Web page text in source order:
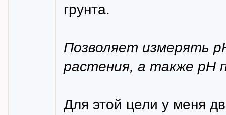
грунта.
Позволяет измерять
растения, а также рН
Для этой цели у меня